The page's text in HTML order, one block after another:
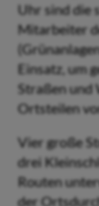
Uhr sind die
Mitarbeiter
Einsatz, um
Straßen und
Ortsteilen
Vier große
drei
Routen
der